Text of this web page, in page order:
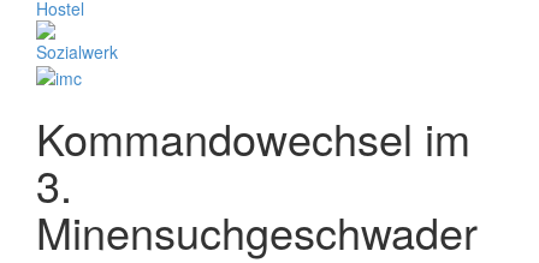
Kommandowechsel im
3.
Minensuchgeschwader